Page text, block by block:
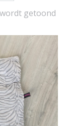
getoond